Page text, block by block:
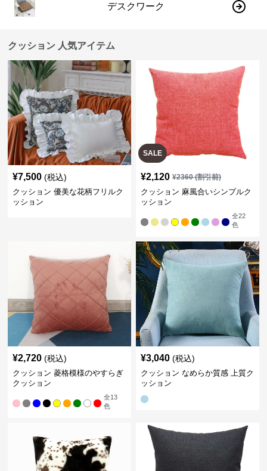
デスクワーク
クッション 人気アイテム
¥7,500 (税込)
クッション 優美な花柄フリルク
ッション
SALE
¥2,120 ¥2360(割引前)
クッション 麻風合いシンプルク
ッション
全22
色
¥2,720 (税込)
クッション 菱格模様のやすらぎ
クッション
全13
色
¥3,040 (税込)
クッション なめらか質感 上質ク
ッション